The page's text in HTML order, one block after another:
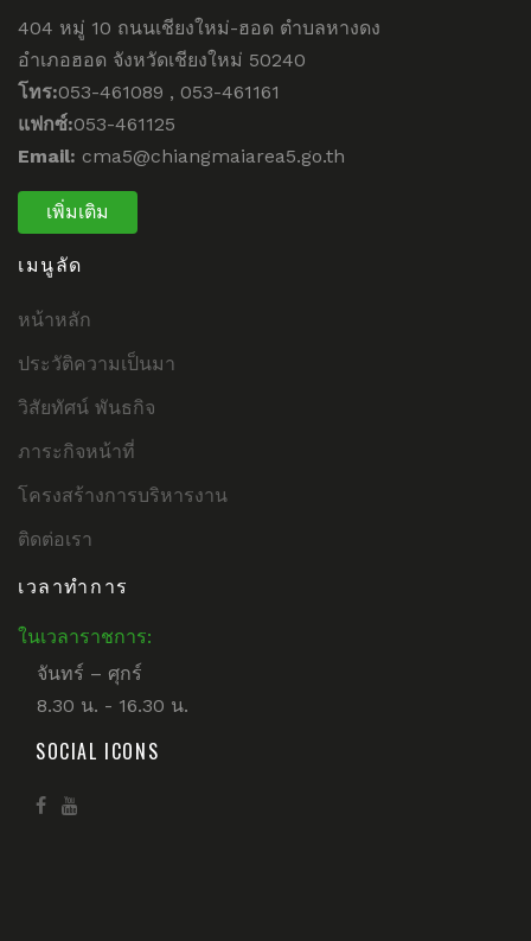
404 หมู่ 10 ถนนเชียงใหม่-ฮอด ตำบลหางดง
อำเภอฮอด จังหวัดเชียงใหม่ 50240
โทร:053-461089 , 053-461161
แฟกซ์:053-461125
Email: cma5@chiangmaiarea5.go.th
เพิ่มเติม
เมนูลัด
หน้าหลัก
ประวัติความเป็นมา
วิสัยทัศน์ พันธกิจ
ภาระกิจหน้าที่
โครงสร้างการบริหารงาน
ติดต่อเรา
เวลาทำการ
ในเวลาราชการ:
จันทร์ – ศุกร์
8.30 น. - 16.30 น.
SOCIAL ICONS